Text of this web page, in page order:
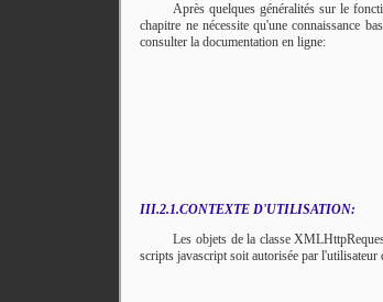
Après quelques généralités sur le
chapitre ne nécessite qu'une connaissance
consulter la documentation en ligne:
III.2.1.CONTEXTE D'UTILISATION:
Les objets de la classe
scripts javascript soit autorisée par l'utilisateur